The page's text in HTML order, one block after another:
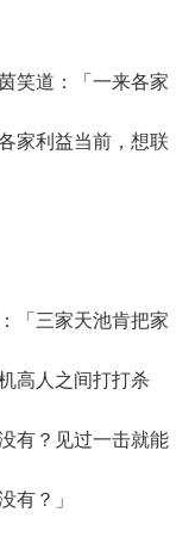
道：「一来各家
家利益当前，想联
三家天池肯把家
高人之间打打杀
有？见过一击就能
有？」